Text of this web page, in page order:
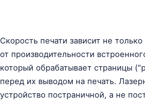
Скорость печати зависит не
от производительности
который обрабатывает страницы
перед их выводом на печать.
устройство постраничной, а не